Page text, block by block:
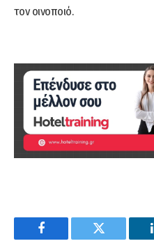
τον οινοποιό.
Facebook Twitter